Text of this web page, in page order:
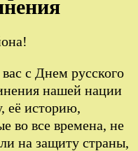
с Днем русского
нашей нации
её историю,
во все времена, не
на защиту страны,